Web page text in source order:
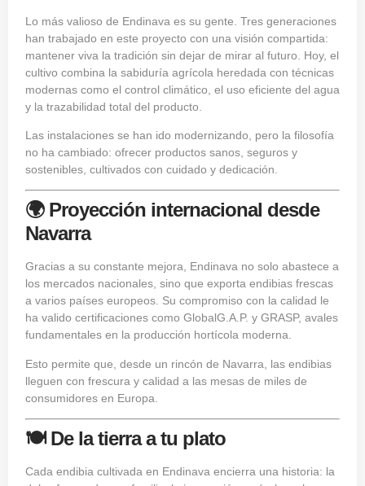
Lo más valioso de Endinava es su gente. Tres generaciones
han trabajado en este proyecto con una visión compartida:
mantener viva la tradición sin dejar de mirar al futuro. Hoy, el
cultivo combina la sabiduría agrícola heredada con técnicas
modernas como el control climático, el uso eficiente del agua
y la trazabilidad total del producto.
Las instalaciones se han ido modernizando, pero la filosofía
no ha cambiado: ofrecer productos sanos, seguros y
sostenibles, cultivados con cuidado y dedicación.
🌍 Proyección internacional desde
Navarra
Gracias a su constante mejora, Endinava no solo abastece a
los mercados nacionales, sino que exporta endibias frescas
a varios países europeos. Su compromiso con la calidad le
ha valido certificaciones como GlobalG.A.P. y GRASP, avales
fundamentales en la producción hortícola moderna.
Esto permite que, desde un rincón de Navarra, las endibias
lleguen con frescura y calidad a las mesas de miles de
consumidores en Europa.
🍽️ De la tierra a tu plato
Cada endibia cultivada en Endinava encierra una historia: la